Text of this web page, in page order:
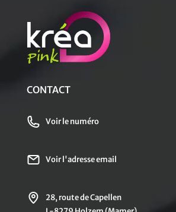
CONTACT
Voir le numéro
Voir l'adresse email
28, route de Capellen